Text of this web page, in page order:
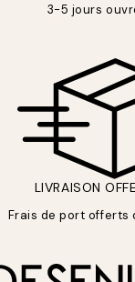
3-5 jours
LIVRAISON
Frais de port offerts